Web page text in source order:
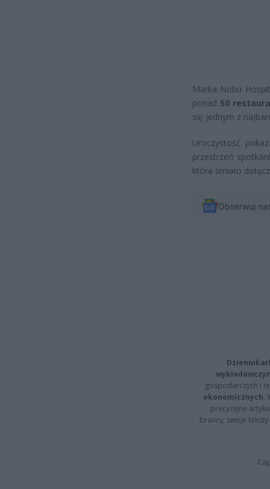
Marka Nobu
ponad 50
się jednym z
Uroczystość
przestrzeń
która śmiało
Obserwuj
gospodarczych i
ekonomicznych.
precyzyjne
branży, swoje